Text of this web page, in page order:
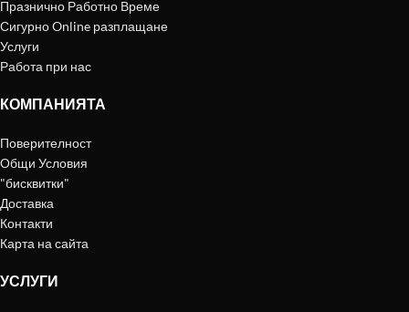
Празнично Работно Време
Сигурно Online разплащане
Услуги
Работа при нас
КОМПАНИЯТА
Поверителност
Общи Условия
"бисквитки"
Доставка
Контакти
Карта на сайта
УСЛУГИ